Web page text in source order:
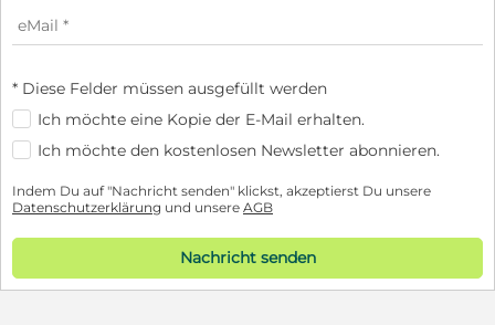
* Diese Felder müssen ausgefüllt werden
Ich möchte eine Kopie der E-Mail erhalten.
Ich möchte den kostenlosen Newsletter abonnieren.
Indem Du auf "Nachricht senden" klickst, akzeptierst Du unsere
Datenschutzerklärung und unsere AGB
Nachricht senden